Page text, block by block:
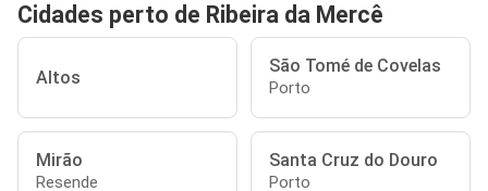
Cidades perto de Ribeira da Mercê
Altos
São Tomé de Covelas
Porto
Mirão
Resende
Santa Cruz do Douro
Porto